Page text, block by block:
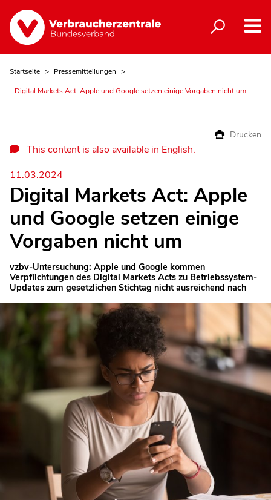
Startseite
Pressemitteilungen
Digital Markets Act: Apple und Google setzen einige Vorgaben nicht um
Drucken
This content is also available in English.
11.03.2024
Digital Markets Act: Apple
und Google setzen einige
Vorgaben nicht um
vzbv-Untersuchung: Apple und Google kommen
Verpflichtungen des Digital Markets Acts zu Betriebssystem-
Updates zum gesetzlichen Stichtag nicht ausreichend nach